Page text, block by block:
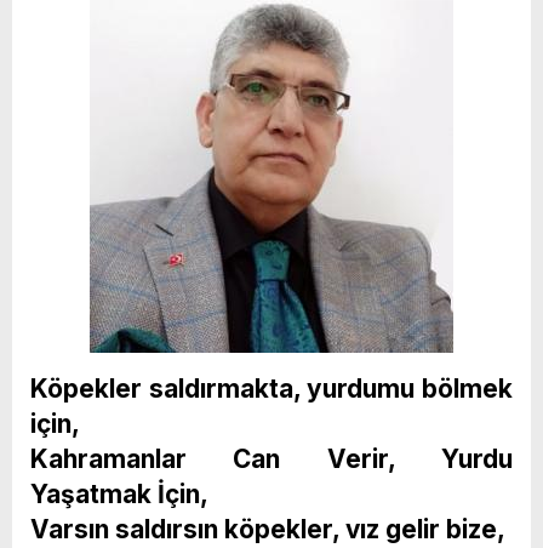
Köpekler saldırmakta, yurdumu bölmek
için,
Kahramanlar Can Verir, Yurdu
Yaşatmak İçin,
Varsın saldırsın köpekler, vız gelir bize,